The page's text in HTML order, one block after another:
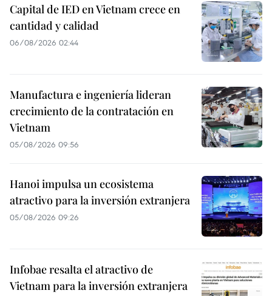
Capital de IED en Vietnam crece en
cantidad y calidad
06/08/2026 02:44
Manufactura e ingeniería lideran
crecimiento de la contratación en
Vietnam
05/08/2026 09:56
Hanoi impulsa un ecosistema
atractivo para la inversión extranjera
05/08/2026 09:26
Infobae resalta el atractivo de
Vietnam para la inversión extranjera